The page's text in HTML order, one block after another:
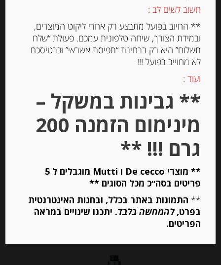
Acetaia Sereni – Dolcebalsamico
-
₪ 73.00
מחיר ל 100מ"ל : 29.20 ש"ח
הוספה לסל
חשוב לשים לב :
** החיוב בפועל מתבצע רק אחרי ליקוט המוצרים,
ובמידת הצורך, שיחה טלפונית עמכם. פעולת “שלח
תשלום” היא רק בבחינת “תפיסת אשראי” וכרטיסכם
לא מחוייב בפועל !!!
ועוד :
** גבינות במשקל –
מינימום הזמנה 200
גרם !!! **
** מוצרי De cecco ו Mutti מוגבלים ל 5
פריטים בסה״כ מכל הסוגים **
** התמונות באתר בכלל, ובחנות האינטרנטית
בפרט,להמחשה בלבד. יתכנו שינויים במראה
הפריטים.